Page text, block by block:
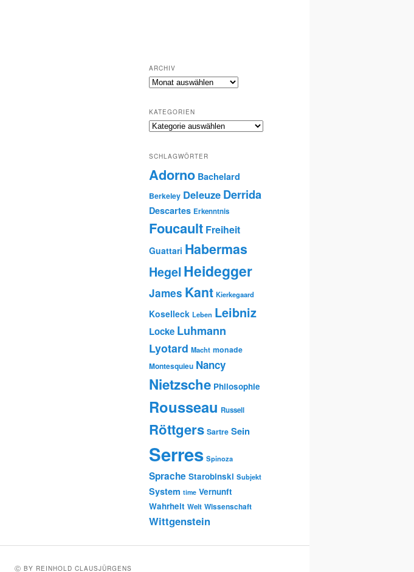
ARCHIV
Archiv
KATEGORIEN
Kategorien
SCHLAGWÖRTER
Adorno Bachelard
Berkeley Deleuze Derrida
Descartes Erkenntnis
Foucault Freiheit
Guattari Habermas
Hegel Heidegger
James Kant Kierkegaard
Koselleck Leben Leibniz
Locke Luhmann
Lyotard Macht monade
Montesquieu Nancy
Nietzsche Philosophie
Rousseau Russell
Röttgers Sartre Sein
Serres Spinoza
Sprache Starobinski Subjekt
System time Vernunft
Wahrheit Welt Wissenschaft
Wittgenstein
Ⓒ BY REINHOLD CLAUSJÜRGENS